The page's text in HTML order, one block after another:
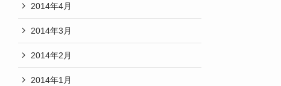
2014年4月
2014年3月
2014年2月
2014年1月